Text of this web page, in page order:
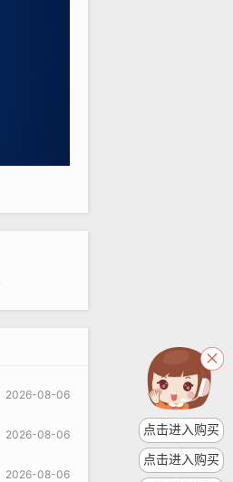
2026-08-06
2026-08-06
2026-08-06
点击进入购买
点击进入购买